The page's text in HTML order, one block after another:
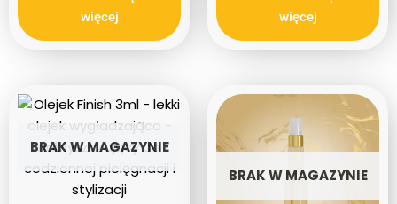
więcej
więcej
BRAK W MAGAZYNIE
BRAK W MAGAZYNIE